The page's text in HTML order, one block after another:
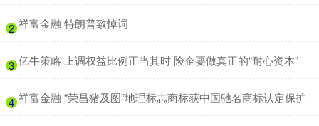
2 ​祥富金融 特朗普致悼词
3 ​亿牛策略 上调权益比例正当其时 险企要做真正的“耐心资本”
4 ​祥富金融 “荣昌猪及图”地理标志商标获中国驰名商标认定保护